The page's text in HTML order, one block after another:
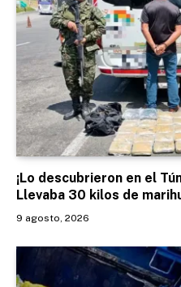
¡Lo descubrieron en el
Llevaba 30 kilos de
9 agosto, 2026